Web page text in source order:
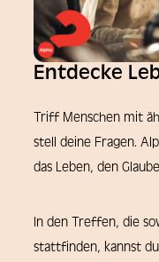
Entdecke
Triff Menschen mit
stell deine Fragen.
das Leben, den
In den Treffen, die
stattfinden, kannst